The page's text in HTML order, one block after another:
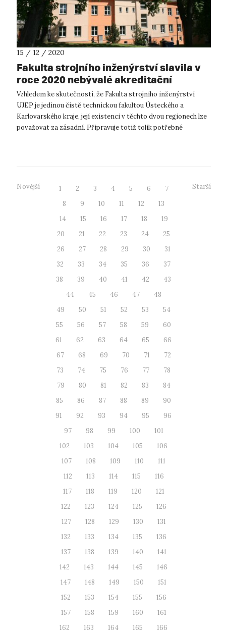
15 / 12 / 2020
Fakulta strojního inženýrství slavila v
roce 2020 nebývalé akreditační
úspěchy
Vzhledem ke skutečnosti, že Fakulta strojního inženýrství
UJEP je jedinou čistě technickou fakultou Ústeckého a
Karlovarského kraje, její existenci v těchto dvou regionech lze
považovat za zásadní. Připravuje totiž tolik potřebné
Novější 1 2 3 4 5 6
7
8
9 10 11 12
13
14
15 16 17 18
19
20
21 22 23 24
25
26
27 28 29 30
31
32
33 34 35 36
37
38
39 40 41 42
43
44
45 46 47
48
49
50 51 52 53
54
55
56 57 58 59
60
61
62 63 64 65
66
67
68 69 70 71
72
73
74 75 76 77
78
79
80 81 82 83
84
85
86 87 88 89
90
91
92 93 94 95
96
97
98 99 100
101
102
103 104 105
106
107
108 109 110
111
112
113 114 115
116
117
118 119 120
121
122
123 124 125
126
127
128 129 130
131
132
133 134 135
136
137
138 139 140
141
142
143 144 145
146
147
148 149 150
151
152
153 154 155
156
157
158 159 160
161
162
163 164 165
166
Starší